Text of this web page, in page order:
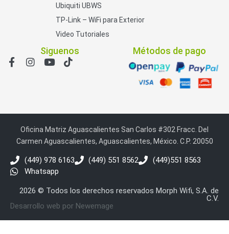
Ubiquiti UBWS
TP-Link – WiFi para Exterior
Video Tutoriales
Siguenos Métodos de pago
Oficina Matriz Aguascalientes San Carlos #302 Fracc. Del
Carmen Aguascalientes, Aguascalientes, México. C.P. 20050
(449) 978 6163 (449) 551 8562
(449)551 8563
Whatsapp
2026 © Todos los derechos reservados Morph Wifi, S.A. de
C.V.
Desarrollo web por Newemage